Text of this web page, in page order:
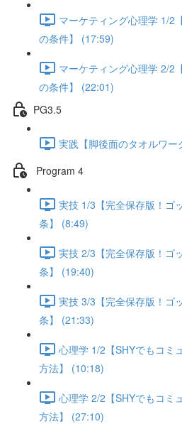
マーケティング心理学 1/2
の条件】 (17:59)
マーケティング心理学 2/2
の条件】 (22:01)
PG3.5
実践【脚後面のタオルワ
Program 4
実技 1/3【完全保存版！ゴ
条】 (8:49)
実技 2/3【完全保存版！ゴ
条】 (19:40)
実技 3/3【完全保存版！ゴ
条】 (21:33)
心理学 1/2【SHYでもコミ
方法】 (10:18)
心理学 2/2【SHYでもコミ
方法】 (27:10)